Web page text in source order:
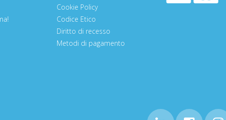
Cookie Policy
Codice Etico
Diritto di recesso
Metodi di pagamento